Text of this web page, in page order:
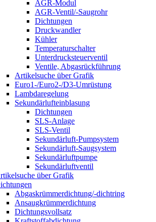
AGR-Modul
AGR-Ventil/-Saugrohr
Dichtungen
Druckwandler
Kühler
Temperaturschalter
Unterdrucksteuerventil
Ventile, Abgasrückführung
Artikelsuche über Grafik
Euro1-/Euro2-/D3-Umrüstung
Lambdaregelung
Sekundärlufteinblasung
Dichtungen
SLS-Anlage
SLS-Ventil
Sekundärluft-Pumpsystem
Sekundärluft-Saugsystem
Sekundärluftpumpe
Sekundärluftventil
über Grafik
Abgaskrümmerdichtung/-dichtring
Ansaugkrümmerdichtung
Dichtungsvollsatz